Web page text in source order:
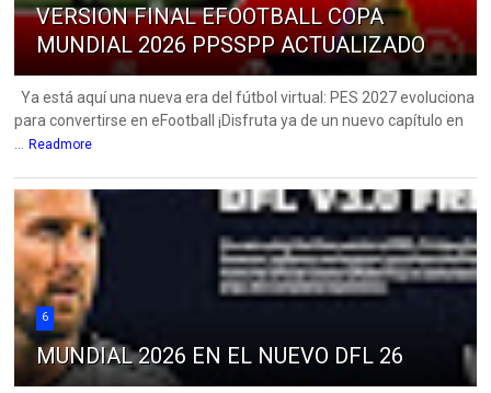
VERSION FINAL EFOOTBALL COPA
MUNDIAL 2026 PPSSPP ACTUALIZADO
Ya está aquí una nueva era del fútbol virtual: PES 2027 evoluciona
para convertirse en eFootball ¡Disfruta ya de un nuevo capítulo en
Readmore
6
MUNDIAL 2026 EN EL NUEVO DFL 26